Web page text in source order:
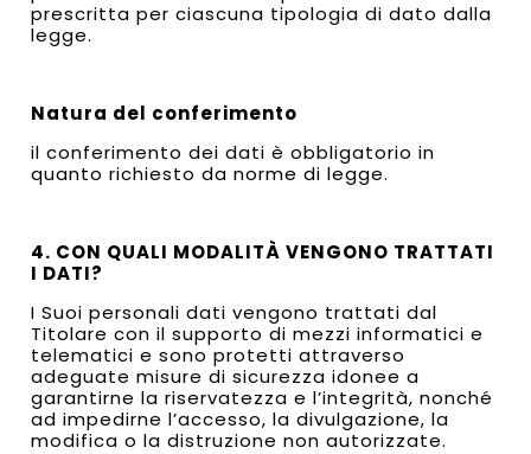
prescritta per ciascuna tipologia di dato dalla
legge.
Natura del conferimento
il conferimento dei dati è obbligatorio in
quanto richiesto da norme di legge.
4. CON QUALI MODALITÀ VENGONO TRATTATI
I DATI?
I Suoi personali dati vengono trattati dal
Titolare con il supporto di mezzi informatici e
telematici e sono protetti attraverso
adeguate misure di sicurezza idonee a
garantirne la riservatezza e l’integrità, nonché
ad impedirne l’accesso, la divulgazione, la
modifica o la distruzione non autorizzate.